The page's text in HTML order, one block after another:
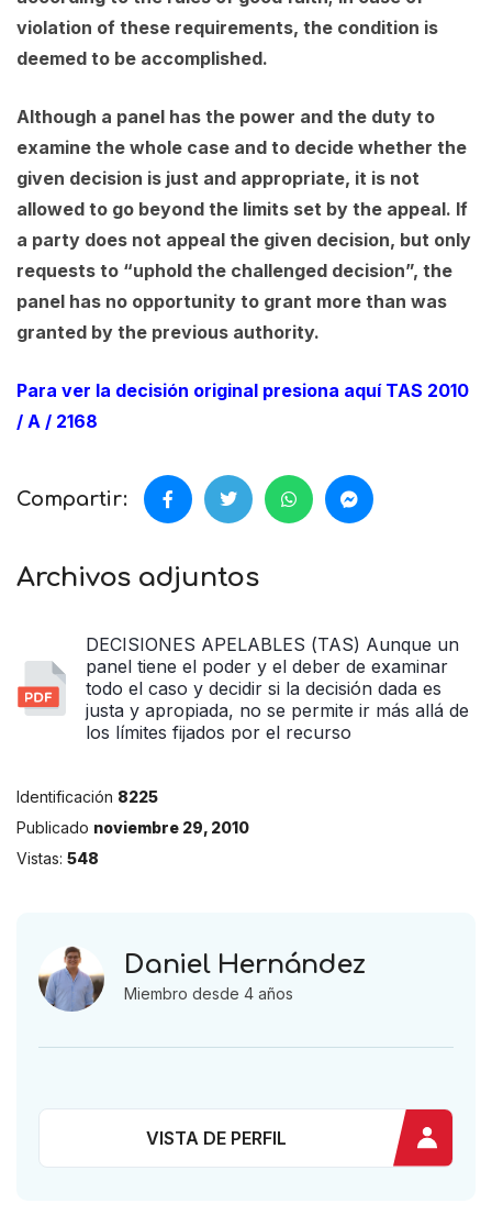
violation of these requirements, the condition is
deemed to be accomplished.
Although a panel has the power and the duty to
examine the whole case and to decide whether the
given decision is just and appropriate, it is not
allowed to go beyond the limits set by the appeal. If
a party does not appeal the given decision, but only
requests to “uphold the challenged decision”, the
panel has no opportunity to grant more than was
granted by the previous authority.
Para ver la decisión original presiona aquí TAS 2010
/ A / 2168
Compartir:
Archivos adjuntos
DECISIONES APELABLES (TAS) Aunque un
panel tiene el poder y el deber de examinar
todo el caso y decidir si la decisión dada es
justa y apropiada, no se permite ir más allá de
los límites fijados por el recurso
Identificación 8225
Publicado noviembre 29, 2010
Vistas: 548
Daniel Hernández
Miembro desde 4 años
VISTA DE PERFIL